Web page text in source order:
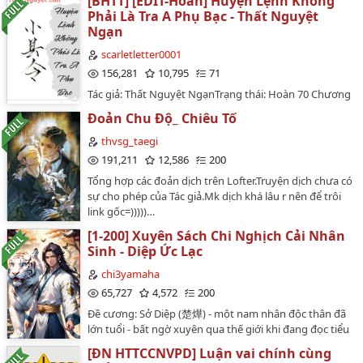
nói. "Nếu không thì sao? Nghĩa huynh?""Ai thèm làm
nghĩa huynh của ngươi?!"…
Văn-Ngọt Sủng-Nhẹ Nhàng-Sảng Văn-Chủ Công…
Phải Là Tra A Phụ Bạc - Thất Nguyệt
Ngạn
scarletletter0001
156,281
10,795
71
Tác giả: Thất Nguyệt NgạnTrạng thái: Hoàn 70 Chương
| Tích phân: 203,418,512Tên : 县令不渣很AThể loại:
Nguyên sang, Bách hợp, Cổ đại , HE , Tình cảm , Ngọt
sủng , Xuyên thư , Chủ công , ABO , Nữ giả nam
trangVăn án: Tống Bá Tuyết tỉnh dậy và phát hiện mình
ngược tâm.Nhân vật chính gốc là nữ cải nam trang, lừa
gạt cả tài năng lẫn nhan sắc. Cô ta là vị hôn thê bị
Giang Phạn Âm - nữ chính - vứt bỏ, đồng thời cũng là
một viên huyện lệnh nhỏ nhận hối lộ và làm trái pháp
luật.Vào thời điểm Giang Phạn Âm yếu ớt nhất, vị
huyện lệnh nhỏ này không chỉ phá hoại danh tiết của
Giang Phạn Âm mà còn đuổi cô ấy đi không một xu
dính túi.Sau đó, Giang Phạn Âm lưu lạc đầu đường xó
chợ và được nam chính cứu giúp. Dưới sự hỗ trợ của
nam chính, cô ấy đã lấy lại tất cả và đánh gãy hai chân
của vị huyện lệnh nhỏ kia.Tống Bá Tuyết: "..." Chân hơi
run.Cô ấy mở mắt ra và thấy Giang Phạn Âm đang bị
Đoản Chu Độ_ Chiêu Tố
thvsg_taegi
191,211
12,586
200
Tổng hợp các đoản dịch trên Lofter.Truyện dịch chưa có
sự cho phép của Tác giả.Mk dịch khá lâu r nên để trôi
link gốc=)))))…
[1-200] Xuyên Sách Chi Nghịch Cải Nhân
Sinh - Diệp Ức Lạc
chi3yamaha
65,727
4,572
200
Đề cương: Sở Diệp (楚燁) - một nam nhân độc thân đã
lớn tuổi - bất ngờ xuyên qua thế giới khi đang đọc tiểu
khi xuyên việt, Sở Diệp phát hiện mình đã trở thành
[ĐN HTTCCNVPD] Luận vai chính cùng